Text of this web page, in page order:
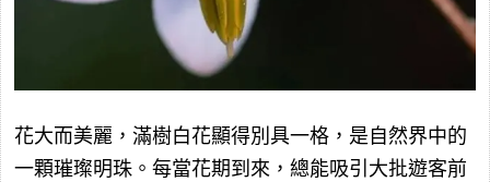
花大而美麗，滿樹白花顯得別具一格，是自然界中的
一顆璀璨明珠。每當花期到來，總能吸引大批遊客前